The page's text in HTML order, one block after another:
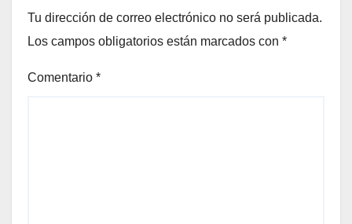
Tu dirección de correo electrónico no será publicada.
Los campos obligatorios están marcados con *
Comentario *